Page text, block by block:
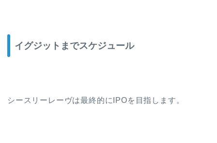
イグジットまでスケジュール
シースリーレーヴは最終的にIPOを目指します。